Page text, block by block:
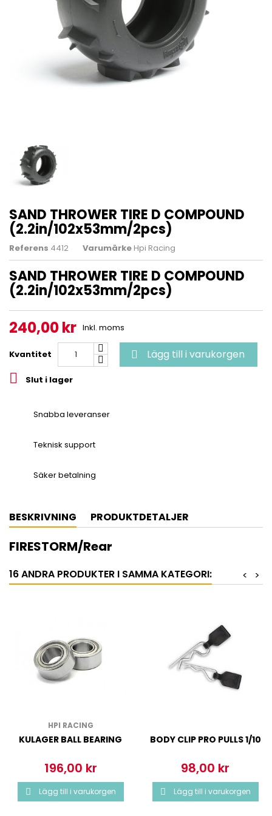
SAND THROWER TIRE D COMPOUND
(2.2in/102x53mm/2pcs)
Referens 4412 Varumärke Hpi Racing
SAND THROWER TIRE D COMPOUND
(2.2in/102x53mm/2pcs)
240,00 kr Inkl. moms
Kvantitet  Lägg till i varukorgen
 Slut i lager
Snabba leveranser
Teknisk support
Säker betalning
BESKRIVNING PRODUKTDETALJER
FIRESTORM/Rear
16 ANDRA PRODUKTER I SAMMA KATEGORI: >
<
HPI RACING
KULAGER BALL BEARING
Pris
196,00 kr
 Lägg till i varukorgen
BODY CLIP PRO PULLS 1/10
Pris
98,00 kr
 Lägg till i varukorgen